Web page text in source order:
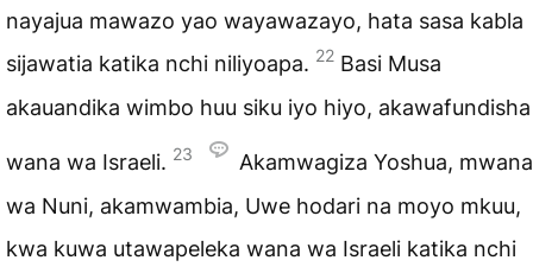
nayajua mawazo yao wayawazayo, hata sasa kabla
sijawatia katika nchi niliyoapa. 22 Basi Musa
akauandika wimbo huu siku iyo hiyo, akawafundisha
wana wa Israeli. 23
Akamwagiza Yoshua, mwana
wa Nuni, akamwambia, Uwe hodari na moyo mkuu,
kwa kuwa utawapeleka wana wa Israeli katika nchi